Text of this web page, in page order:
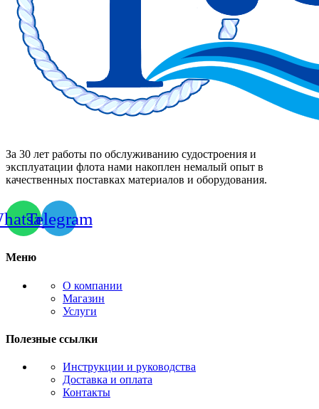
За 30 лет работы по обслуживанию судостроения и
эксплуатации флота нами накоплен немалый опыт в
качественных поставках материалов и оборудования.
Telegram
Меню
О компании
Магазин
Услуги
Полезные ссылки
Инструкции и руководства
Доставка и оплата
Контакты